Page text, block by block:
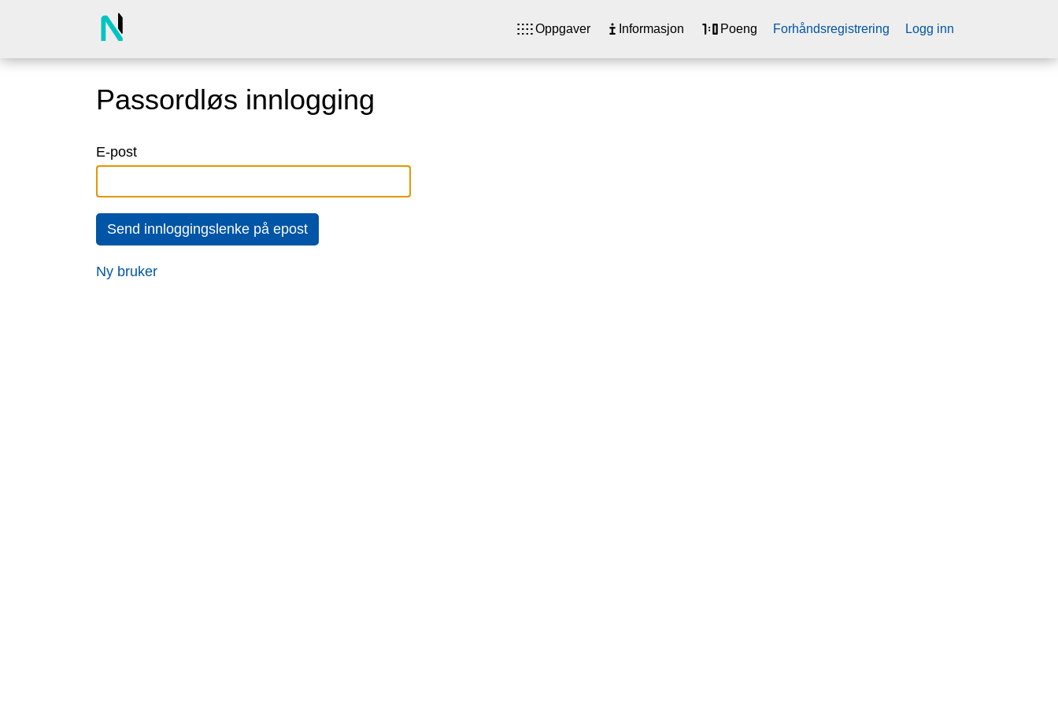
Oppgaver Informasjon Poeng Forhåndsregistrering Logg inn
Passordløs innlogging
E-post
Send innloggingslenke på epost
Ny bruker